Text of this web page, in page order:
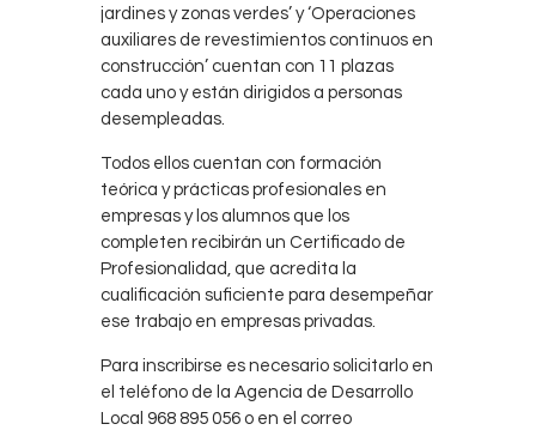
jardines y zonas verdes’ y ‘Operaciones
auxiliares de revestimientos continuos en
construcción’ cuentan con 11 plazas
cada uno y están dirigidos a personas
desempleadas.
Todos ellos cuentan con formación
teórica y prácticas profesionales en
empresas y los alumnos que los
completen recibirán un Certificado de
Profesionalidad, que acredita la
cualificación suficiente para desempeñar
ese trabajo en empresas privadas.
Para inscribirse es necesario solicitarlo en
el teléfono de la Agencia de Desarrollo
Local 968 895 056 o en el correo